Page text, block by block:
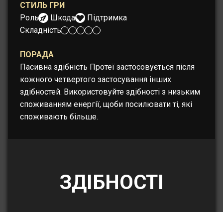
СТИЛЬ ГРИ
Роль:
Шкода
Підтримка
Складність:
ПОРАДА
Пасивна здібність Протеї застосовується після
кожного четвертого застосування інших
здібностей. Використовуйте здібності з низьким
споживанням енергії, щоби посилювати ті, які
споживають більше.
ЗДІБНОСТІ